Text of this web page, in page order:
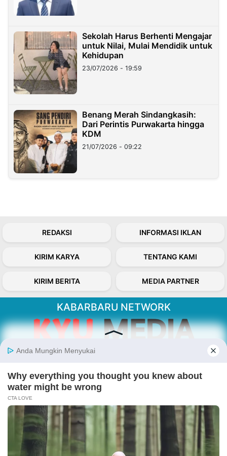
Sekolah Harus Berhenti Mengajar
untuk Nilai, Mulai Mendidik untuk
Kehidupan
23/07/2026 - 19:59
Benang Merah Sindangkasih:
Dari Perintis Purwakarta hingga
KDM
21/07/2026 - 09:22
REDAKSI INFORMASI IKLAN
KIRIM KARYA TENTANG KAMI
KIRIM BERITA MEDIA PARTNER
KABARBARU NETWORK
Kabarbaru.co menyajikan berita aktual dan
inspiratif dari sudut pandang berbaik sangka
Follow Kabarbaru